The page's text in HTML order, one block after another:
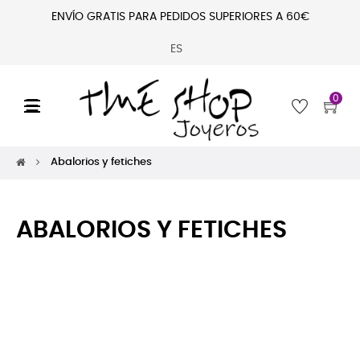
ENVÍO GRATIS PARA PEDIDOS SUPERIORES A 60€
ES
Navegación
☰ 0
Abalorios y fetiches
ABALORIOS Y FETICHES